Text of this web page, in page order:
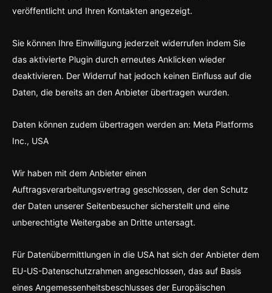
veröffentlicht und Ihren Kontakten angezeigt.
Sie können Ihre Einwilligung jederzeit widerrufen indem Sie
das aktivierte Plugin durch erneutes Anklicken wieder
deaktivieren. Der Widerruf hat jedoch keinen Einfluss auf die
Daten, die bereits an den Anbieter übertragen wurden.
Daten können zudem übertragen werden an: Meta Platforms
Inc., USA
Wir haben mit dem Anbieter einen
Auftragsverarbeitungsvertrag geschlossen, der den Schutz
der Daten unserer Seitenbesucher sicherstellt und eine
unberechtigte Weitergabe an Dritte untersagt.
Für Datenübermittlungen in die USA hat sich der Anbieter dem
EU-US-Datenschutzrahmen angeschlossen, das auf Basis
eines Angemessenheitsbeschlusses der Europäischen